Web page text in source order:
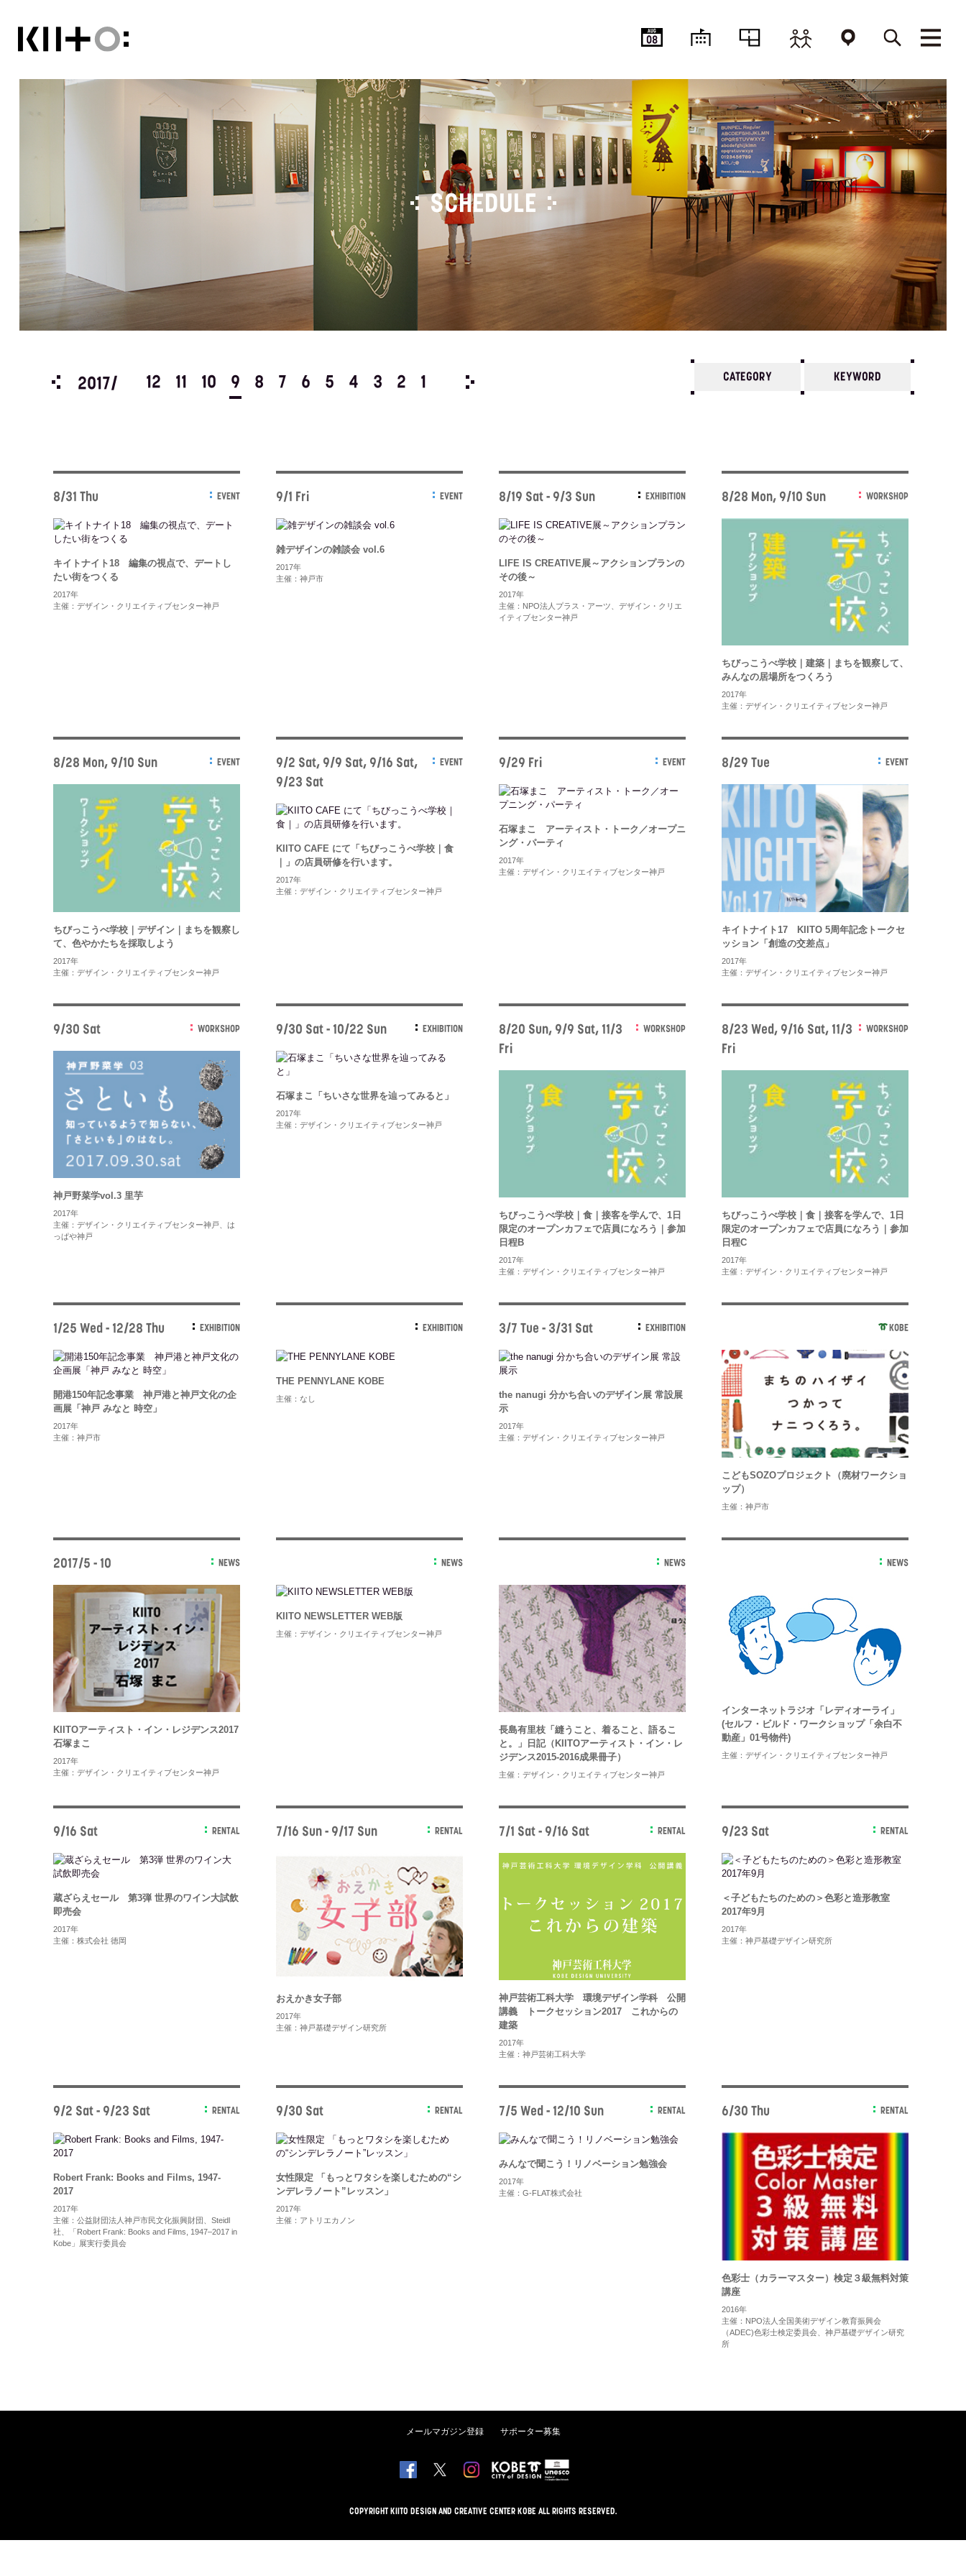
AUG
08
SCHEDULE
1 2017/ 12 11 10 9 8 7 6 5 4 3 2 1 2016/ 4 3 2 2015/
CATEGORY KEYWORD
8/31 Thu EVENT
キイトナイト18 編集の視点で、デートし
たい街をつくる
2017年
主催：デザイン・クリエイティブセンター神戸
9/1 Fri EVENT
雑デザインの雑談会 vol.6
2017年
主催：神戸市
8/19 Sat - 9/3 Sun EXHIBITION
LIFE IS CREATIVE展～アクションプランの
その後～
2017年
主催：NPO法人プラス・アーツ、デザイン・クリエ
イティブセンター神戸
8/28 Mon, 9/10 Sun WORKSHOP
ちびっこうべ学校｜建築｜まちを観察して、
みんなの居場所をつくろう
2017年
主催：デザイン・クリエイティブセンター神戸
8/28 Mon, 9/10 Sun EVENT
ちびっこうべ学校｜デザイン｜まちを観察し
て、色やかたちを採取しよう
2017年
主催：デザイン・クリエイティブセンター神戸
9/2 Sat, 9/9 Sat, 9/16 Sat,
9/23 Sat
EVENT
KIITO CAFE にて「ちびっこうべ学校｜食
｜」の店員研修を行います。
2017年
主催：デザイン・クリエイティブセンター神戸
9/29 Fri EVENT
石塚まこ アーティスト・トーク／オープニ
ング・パーティ
2017年
主催：デザイン・クリエイティブセンター神戸
8/29 Tue EVENT
キイトナイト17 KIITO 5周年記念トークセ
ッション「創造の交差点」
2017年
主催：デザイン・クリエイティブセンター神戸
9/30 Sat WORKSHOP
神戸野菜学vol.3 里芋
2017年
主催：デザイン・クリエイティブセンター神戸、は
っぱや神戸
9/30 Sat - 10/22 Sun EXHIBITION
石塚まこ「ちいさな世界を辿ってみると」
2017年
主催：デザイン・クリエイティブセンター神戸
8/20 Sun, 9/9 Sat, 11/3
Fri
WORKSHOP
ちびっこうべ学校｜食｜接客を学んで、1日
限定のオープンカフェで店員になろう｜参加
日程B
2017年
主催：デザイン・クリエイティブセンター神戸
8/23 Wed, 9/16 Sat, 11/3
Fri
WORKSHOP
ちびっこうべ学校｜食｜接客を学んで、1日
限定のオープンカフェで店員になろう｜参加
日程C
2017年
主催：デザイン・クリエイティブセンター神戸
1/25 Wed - 12/28 Thu EXHIBITION
開港150年記念事業 神戸港と神戸文化の企
画展「神戸 みなと 時空」
2017年
主催：神戸市
EXHIBITION
THE PENNYLANE KOBE
主催：なし
3/7 Tue - 3/31 Sat EXHIBITION
the nanugi 分かち合いのデザイン展 常設展
示
2017年
主催：デザイン・クリエイティブセンター神戸
KOBE
こどもSOZOプロジェクト（廃材ワークショ
ップ）
主催：神戸市
2017/5 - 10 NEWS
KIITOアーティスト・イン・レジデンス2017
石塚まこ
2017年
主催：デザイン・クリエイティブセンター神戸
NEWS
KIITO NEWSLETTER WEB版
主催：デザイン・クリエイティブセンター神戸
NEWS
長島有里枝「縫うこと、着ること、語るこ
と。」日記（KIITOアーティスト・イン・レ
ジデンス2015-2016成果冊子）
主催：デザイン・クリエイティブセンター神戸
NEWS
インターネットラジオ「レディオーライ」
(セルフ・ビルド・ワークショップ「余白不
動産」01号物件)
主催：デザイン・クリエイティブセンター神戸
9/16 Sat RENTAL
蔵ざらえセール 第3弾 世界のワイン大試飲
即売会
2017年
主催：株式会社 徳岡
7/16 Sun - 9/17 Sun RENTAL
おえかき女子部
2017年
主催：神戸基礎デザイン研究所
7/1 Sat - 9/16 Sat RENTAL
神戸芸術工科大学 環境デザイン学科 公開
講義 トークセッション2017 これからの
建築
2017年
主催：神戸芸術工科大学
9/23 Sat RENTAL
＜子どもたちのための＞色彩と造形教室
2017年9月
2017年
主催：神戸基礎デザイン研究所
9/2 Sat - 9/23 Sat RENTAL
Robert Frank: Books and Films, 1947-
2017
2017年
主催：公益財団法人神戸市民文化振興財団、Steidl
社、「Robert Frank: Books and Films, 1947–2017 in
Kobe」展実行委員会
9/30 Sat RENTAL
女性限定 「もっとワタシを楽しむための“シ
ンデレラノート”レッスン」
2017年
主催：アトリエカノン
7/5 Wed - 12/10 Sun RENTAL
みんなで聞こう！リノベーション勉強会
2017年
主催：G-FLAT株式会社
6/30 Thu RENTAL
色彩士（カラーマスター）検定３級無料対策
講座
2016年
主催：NPO法人全国美術デザイン教育振興会
（ADEC)色彩士検定委員会、神戸基礎デザイン研究
所
メールマガジン登録 サポーター募集
COPYRIGHT KIITO DESIGN AND CREATIVE CENTER KOBE ALL RIGHTS RESERVED.